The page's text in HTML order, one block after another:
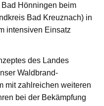
Hönningen beim
Bad Kreuznach) in
intensiven Einsatz
des Landes
Waldbrand-
mit zahlreichen weiteren
bei der Bekämpfung